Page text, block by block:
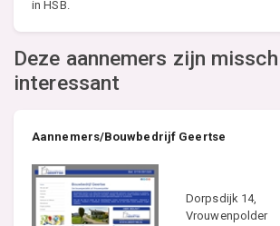
in HSB.
Deze aannemers zijn
interessant
Aannemers/Bouwbedrijf Geertse
Dorpsdijk 14,
Vrouwenpolder